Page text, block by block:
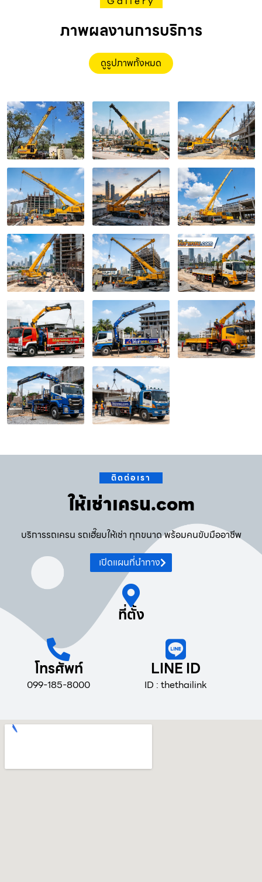
ภาพผลงานการบริการ
ดูรูปภาพทั้งหมด
ติดต่อเรา
ให้เช่าเครน.com
บริการรถเครน รถเฮี๊ยบให้เช่า ทุกขนาด พร้อมคนขับมืออาชีพ
เปิดแผนที่นำทาง
ที่ตั้ง
โทรศัพท์
099-185-8000
LINE ID
ID : thethailink